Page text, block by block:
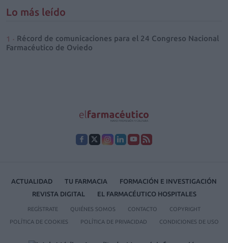
Lo más leído
Récord de comunicaciones para el 24 Congreso Nacional
Farmacéutico de Oviedo
ACTUALIDAD TU FARMACIA
FORMACIÓN E INVESTIGACIÓN
REVISTA DIGITAL
EL FARMACÉUTICO HOSPITALES
REGÍSTRATE QUIÉNES SOMOS CONTACTO COPYRIGHT
POLÍTICA DE COOKIES POLÍTICA DE PRIVACIDAD CONDICIONES DE USO